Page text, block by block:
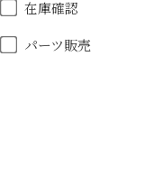
在庫確認
パーツ販売